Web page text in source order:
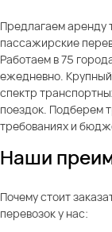
Предлагаем аренду
пассажирские
Работаем в 75
ежедневно. Крупный
спектр
поездок. Подберем
требованиях и
Наши
Почему стоит
перевозок у нас: